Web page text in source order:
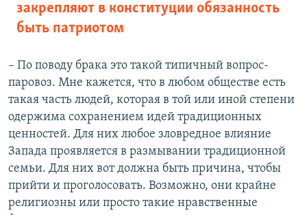
закрепляют в конституции обязанность
быть патриотом
– По поводу брака это такой типичный вопрос-
паровоз. Мне кажется, что в любом обществе есть
такая часть людей, которая в той или иной степени
одержима сохранением идей традиционных
ценностей. Для них любое зловредное влияние
Запада проявляется в размывании традиционной
семьи. Для них вот должна быть причина, чтобы
прийти и проголосовать. Возможно, они крайне
религиозны или просто такие нравственные